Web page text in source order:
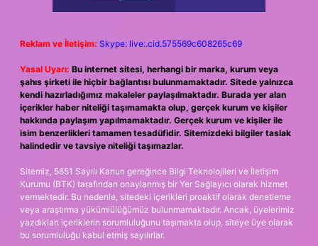
Reklam ve İletişim: Skype: live:.cid.575569c608265c69
Yasal Uyarı: Bu internet sitesi, herhangi bir marka, kurum veya
şahıs şirketi ile hiçbir bağlantısı bulunmamaktadır. Sitede yalnızca
kendi hazırladığımız makaleler paylaşılmaktadır. Burada yer alan
içerikler haber niteliği taşımamakta olup, gerçek kurum ve kişiler
hakkında paylaşım yapılmamaktadır. Gerçek kurum ve kişiler ile
isim benzerlikleri tamamen tesadüfidir. Sitemizdeki bilgiler taslak
halindedir ve tavsiye niteliği taşımazlar.
Sitemiz, 5651 Sayılı Kanun gereğince Bilgi Teknolojileri ve İletişim
Kurumu (BTK) tarafından onaylanmış bir Yer Sağlayıcı olarak hizmet
vermektedir. Bu nedenle, sitedeki içerikleri proaktif olarak denetleme
veya araştırma yükümlülüğümüz bulunmamaktadır. Ancak, üyelerimiz
yazdıkları içeriklerin sorumluluğunu taşımakta olup, siteye üye olarak
bu sorumluluğu kabul etmiş sayılırlar.